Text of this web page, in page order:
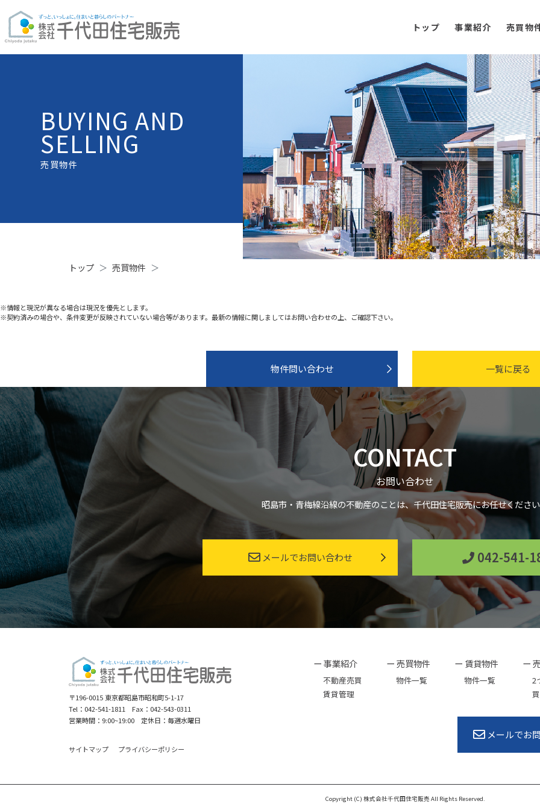
トップ 事業紹介 売買物
BUYING AND
SELLING
売買物件
トップ 売買物件
※情報と現況が異なる場合は現況を優先とします。
※契約済みの場合や、条件変更が反映されていない場合等があります。最新の情報に関しましてはお問い合わせの上、ご確認下さい。
物件問い合わせ 一覧に戻る
CONTACT
お問い合わせ
昭島市・青梅線沿線の不動産のことは、千代田住宅販売にお任せくださ
メールでお問い合わせ 042-541-
〒196-0015 東京都昭島市昭和町5-1-17
Tel：042-541-1811 Fax：042-543-0311
営業時間：9:00~19:00 定休日：毎週水曜日
サイトマップ プライバシーポリシー
ー 事業紹介
不動産売買
賃貸管理
ー 売買物件
物件一覧
ー 賃貸物件
物件一覧
ー
2
メールでお
Copyright (C) 株式会社千代田住宅販売 All Rights Reserved.